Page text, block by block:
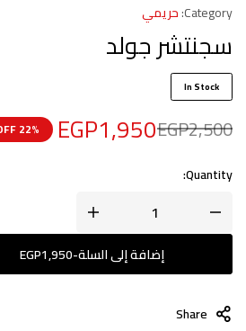
Category: حريمي
سجنتشر جولد
In Stock
EGP2,500
EGP1,950
22% OFF
Quantity:
إضافة إلى السلة-
EGP1,950
Share